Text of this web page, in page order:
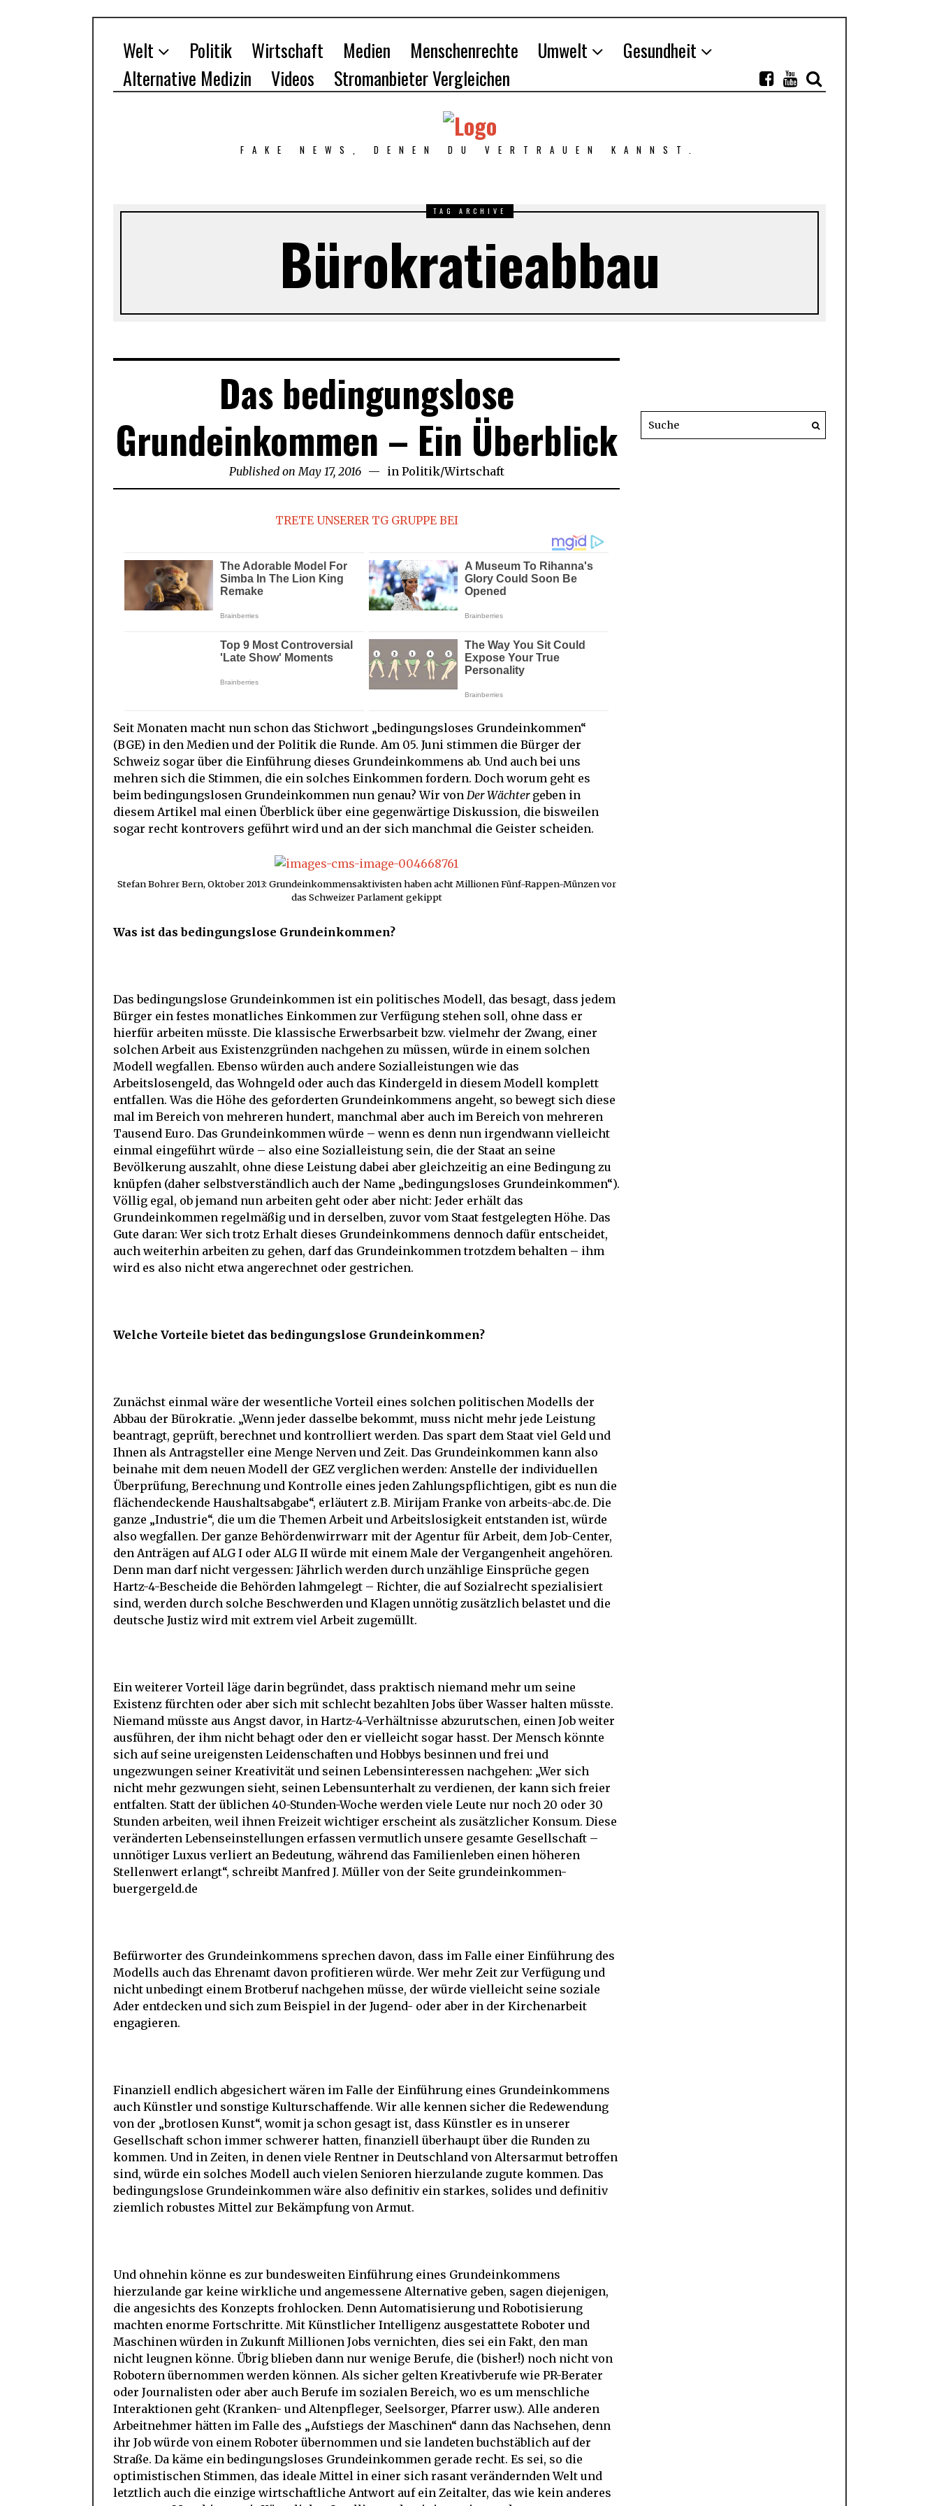
Welt Politik Wirtschaft Medien Menschenrechte Umwelt
Gesundheit
Alternative Medizin
Videos Stromanbieter Vergleichen
FAKE NEWS, DENEN DU VERTRAUEN KANNST.
TAG ARCHIVE
Bürokratieabbau
Das bedingungslose
Grundeinkommen – Ein Überblick
Published on May 17, 2016May
17,
in Politik/Wirtschaft
TRETE UNSERER TG GRUPPE BEI
Seit Monaten macht nun schon das Stichwort „bedingungsloses Grundeinkommen“
(BGE) in den Medien und der Politik die Runde. Am 05. Juni stimmen die Bürger der
Schweiz sogar über die Einführung dieses Grundeinkommens ab. Und auch bei uns
mehren sich die Stimmen, die ein solches Einkommen fordern. Doch worum geht es
beim bedingungslosen Grundeinkommen nun genau? Wir von Der Wächtergeben in
diesem Artikel mal einen Überblick über eine gegenwärtige Diskussion, die bisweilen
sogar recht kontrovers geführt wird und an der sich manchmal die Geister scheiden.
Stefan Bohrer Bern, Oktober 2013: Grundeinkommensaktivisten haben acht Millionen Fünf-Rappen-Münzen vor
das Schweizer Parlament gekippt
Was ist das bedingungslose Grundeinkommen?
Das bedingungslose Grundeinkommen ist ein politisches Modell, das besagt, dass jedem
Bürger ein festes monatliches Einkommen zur Verfügung stehen soll, ohne dass er
hierfür arbeiten müsste. Die klassische Erwerbsarbeit bzw. vielmehr der Zwang, einer
solchen Arbeit aus Existenzgründen nachgehen zu müssen, würde in einem solchen
Modell wegfallen. Ebenso würden auch andere Sozialleistungen wie das
Arbeitslosengeld, das Wohngeld oder auch das Kindergeld in diesem Modell komplett
entfallen. Was die Höhe des geforderten Grundeinkommens angeht, so bewegt sich diese
mal im Bereich von mehreren hundert, manchmal aber auch im Bereich von mehreren
Tausend Euro. Das Grundeinkommen würde – wenn es denn nun irgendwann vielleicht
einmal eingeführt würde – also eine Sozialleistung sein, die der Staat an seine
Bevölkerung auszahlt, ohne diese Leistung dabei aber gleichzeitig an eine Bedingung zu
knüpfen (daher selbstverständlich auch der Name „bedingungsloses Grundeinkommen“).
Völlig egal, ob jemand nun arbeiten geht oder aber nicht: Jeder erhält das
Grundeinkommen regelmäßig und in derselben, zuvor vom Staat festgelegten Höhe. Das
Gute daran: Wer sich trotz Erhalt dieses Grundeinkommens dennoch dafür entscheidet,
auch weiterhin arbeiten zu gehen, darf das Grundeinkommen trotzdem behalten – ihm
wird es also nicht etwa angerechnet oder gestrichen.
Welche Vorteile bietet das bedingungslose Grundeinkommen?
Zunächst einmal wäre der wesentliche Vorteil eines solchen politischen Modells der
Abbau der Bürokratie. „Wenn jeder dasselbe bekommt, muss nicht mehr jede Leistung
beantragt, geprüft, berechnet und kontrolliert werden. Das spart dem Staat viel Geld und
Ihnen als Antragsteller eine Menge Nerven und Zeit. Das Grundeinkommen kann also
beinahe mit dem neuen Modell der GEZ verglichen werden: Anstelle der individuellen
Überprüfung, Berechnung und Kontrolle eines jeden Zahlungspflichtigen, gibt es nun die
flächendeckende Haushaltsabgabe“, erläutert z.B. Mirijam Franke von arbeits-abc.de. Die
ganze „Industrie“, die um die Themen Arbeit und Arbeitslosigkeit entstanden ist, würde
also wegfallen. Der ganze Behördenwirrwarr mit der Agentur für Arbeit, dem Job-Center,
den Anträgen auf ALG I oder ALG II würde mit einem Male der Vergangenheit angehören.
Denn man darf nicht vergessen: Jährlich werden durch unzählige Einsprüche gegen
Hartz-4-Bescheide die Behörden lahmgelegt – Richter, die auf Sozialrecht spezialisiert
sind, werden durch solche Beschwerden und Klagen unnötig zusätzlich belastet und die
deutsche Justiz wird mit extrem viel Arbeit zugemüllt.
Ein weiterer Vorteil läge darin begründet, dass praktisch niemand mehr um seine
Existenz fürchten oder aber sich mit schlecht bezahlten Jobs über Wasser halten müsste.
Niemand müsste aus Angst davor, in Hartz-4-Verhältnisse abzurutschen, einen Job weiter
ausführen, der ihm nicht behagt oder den er vielleicht sogar hasst. Der Mensch könnte
sich auf seine ureigensten Leidenschaften und Hobbys besinnen und frei und
ungezwungen seiner Kreativität und seinen Lebensinteressen nachgehen: „Wer sich
nicht mehr gezwungen sieht, seinen Lebensunterhalt zu verdienen, der kann sich freier
entfalten. Statt der üblichen 40-Stunden-Woche werden viele Leute nur noch 20 oder 30
Stunden arbeiten, weil ihnen Freizeit wichtiger erscheint als zusätzlicher Konsum. Diese
veränderten Lebenseinstellungen erfassen vermutlich unsere gesamte Gesellschaft –
unnötiger Luxus verliert an Bedeutung, während das Familienleben einen höheren
Stellenwert erlangt“, schreibt Manfred J. Müller von der Seite grundeinkommen-
buergergeld.de
Befürworter des Grundeinkommens sprechen davon, dass im Falle einer Einführung des
Modells auch das Ehrenamt davon profitieren würde. Wer mehr Zeit zur Verfügung und
nicht unbedingt einem Brotberuf nachgehen müsse, der würde vielleicht seine soziale
Ader entdecken und sich zum Beispiel in der Jugend- oder aber in der Kirchenarbeit
engagieren.
Finanziell endlich abgesichert wären im Falle der Einführung eines Grundeinkommens
auch Künstler und sonstige Kulturschaffende. Wir alle kennen sicher die Redewendung
von der „brotlosen Kunst“, womit ja schon gesagt ist, dass Künstler es in unserer
Gesellschaft schon immer schwerer hatten, finanziell überhaupt über die Runden zu
kommen. Und in Zeiten, in denen viele Rentner in Deutschland von Altersarmut betroffen
sind, würde ein solches Modell auch vielen Senioren hierzulande zugute kommen. Das
bedingungslose Grundeinkommen wäre also definitiv ein starkes, solides und definitiv
ziemlich robustes Mittel zur Bekämpfung von Armut.
Und ohnehin könne es zur bundesweiten Einführung eines Grundeinkommens
hierzulande gar keine wirkliche und angemessene Alternative geben, sagen diejenigen,
die angesichts des Konzepts frohlocken. Denn Automatisierung und Robotisierung
machten enorme Fortschritte. Mit Künstlicher Intelligenz ausgestattete Roboter und
Maschinen würden in Zukunft Millionen Jobs vernichten, dies sei ein Fakt, den man
nicht leugnen könne. Übrig blieben dann nur wenige Berufe, die (bisher!) noch nicht von
Robotern übernommen werden können. Als sicher gelten Kreativberufe wie PR-Berater
oder Journalisten oder aber auch Berufe im sozialen Bereich, wo es um menschliche
Interaktionen geht (Kranken- und Altenpfleger, Seelsorger, Pfarrer usw.). Alle anderen
Arbeitnehmer hätten im Falle des „Aufstiegs der Maschinen“ dann das Nachsehen, denn
ihr Job würde von einem Roboter übernommen und sie landeten buchstäblich auf der
Straße. Da käme ein bedingungsloses Grundeinkommen gerade recht. Es sei, so die
optimistischen Stimmen, das ideale Mittel in einer sich rasant verändernden Welt und
letztlich auch die einzige wirtschaftliche Antwort auf ein Zeitalter, das wie kein anderes